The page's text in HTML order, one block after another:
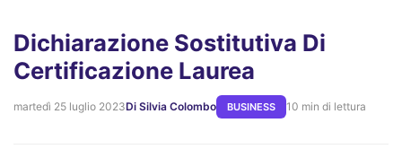
Dichiarazione Sostitutiva Di
Certificazione Laurea
martedì 25 luglio 2023Di Silvia Colombo BUSINESS 10 min di lettura